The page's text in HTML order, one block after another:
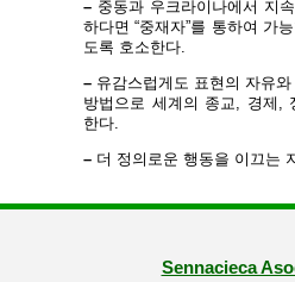
– 중동과 우크라이나에서 지
하다면 “중재자”를 통하여 가
도록 호소한다.
– 유감스럽게도 표현의 자유
방법으로 세계의 종교, 경제,
한다.
– 더 정의로운 행동을 이끄는
Sennacieca